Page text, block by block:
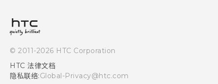
投资人
加入HTC
© 2011-2026 HTC Corporation
HTC 法律文档
隐私联络:Global-Privacy@htc.com